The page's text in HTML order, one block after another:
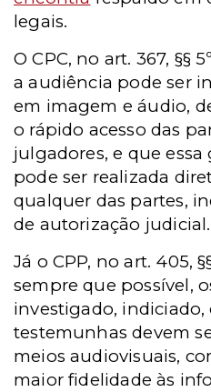
legais.
O CPC, no art. 367, §§
a audiência pode ser
em imagem e áudio,
o rápido acesso das
julgadores, e que
pode ser realizada
qualquer das partes,
de autorização judicial.
Já o CPP, no art. 405,
sempre que possível,
investigado, indiciado,
testemunhas devem
meios audiovisuais,
maior fidelidade às